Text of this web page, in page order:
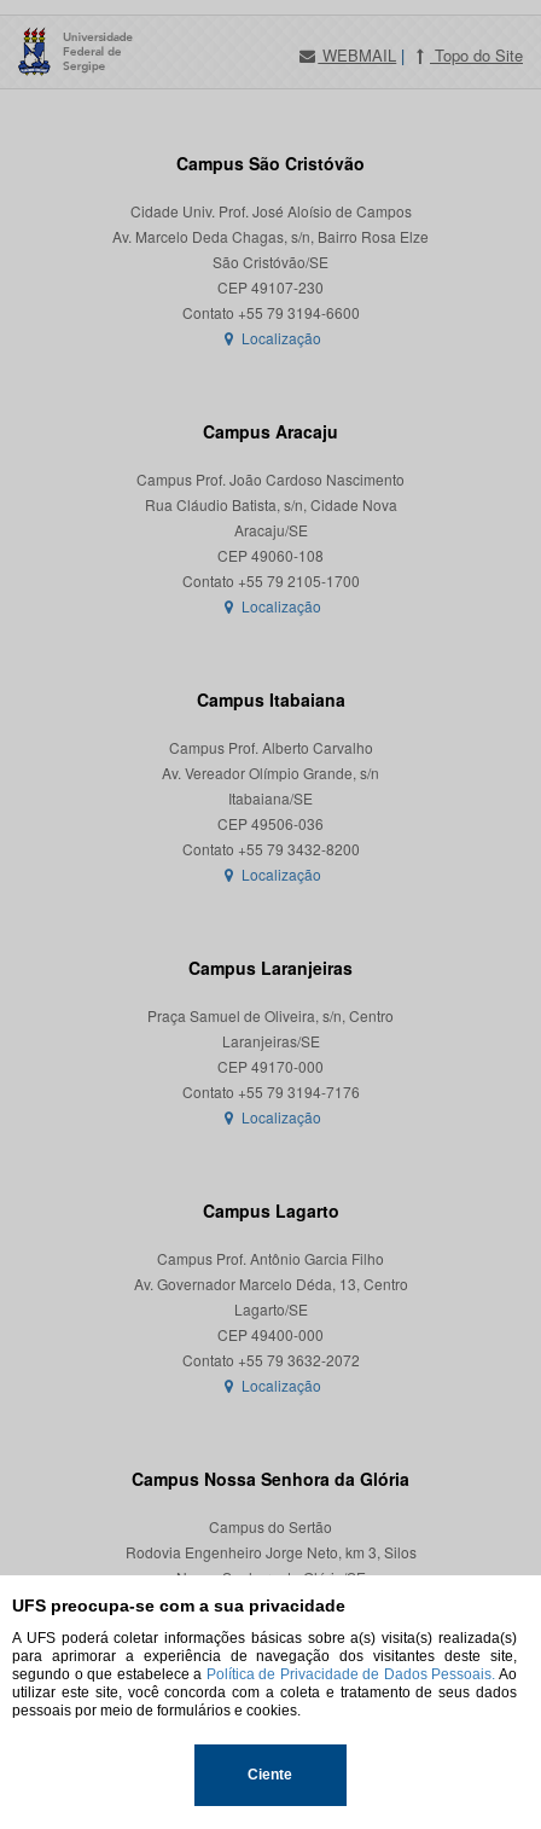
UFS preocupa-se com a sua privacidade
A UFS poderá coletar informações básicas sobre a(s) visita(s) realizada(s)
para aprimorar a experiência de navegação dos visitantes deste site,
segundo o que estabelece a Política de Privacidade de Dados Pessoais. Ao
utilizar este site, você concorda com a coleta e tratamento de seus dados
pessoais por meio de formulários e cookies.
Ciente
WEBMAIL | Topo do Site
Campus São Cristóvão
Cidade Univ. Prof. José Aloísio de Campos
Av. Marcelo Deda Chagas, s/n, Bairro Rosa Elze
São Cristóvão/SE
CEP 49107-230
Localização
Campus Aracaju
Campus Prof. João Cardoso Nascimento
Rua Cláudio Batista, s/n, Cidade Nova
Aracaju/SE
CEP 49060-108
Localização
Campus Itabaiana
Campus Prof. Alberto Carvalho
Av. Vereador Olímpio Grande, s/n
Itabaiana/SE
CEP 49506-036
Localização
Campus Laranjeiras
Praça Samuel de Oliveira, s/n, Centro
Laranjeiras/SE
CEP 49170-000
Localização
Campus Lagarto
Campus Prof. Antônio Garcia Filho
Av. Governador Marcelo Déda, 13, Centro
Lagarto/SE
CEP 49400-000
Localização
Campus Nossa Senhora da Glória
Campus do Sertão
Rodovia Engenheiro Jorge Neto, km 3, Silos
Nossa Senhora da Glória/SE
CEP 49680-000
Localização
© 2026. Todos os direitos reservados.
Universidade Federal de Sergipe.